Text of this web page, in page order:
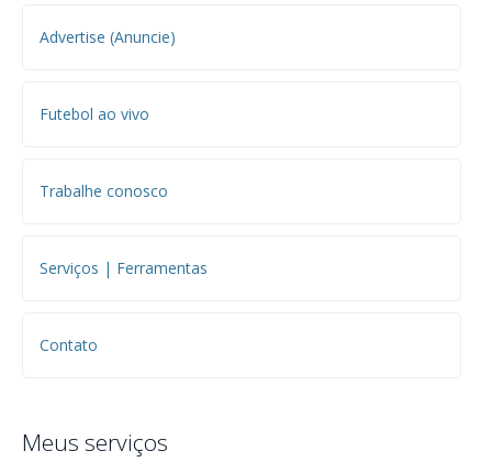
Advertise (Anuncie)
Futebol ao vivo
Trabalhe conosco
Serviços | Ferramentas
Contato
Meus serviços